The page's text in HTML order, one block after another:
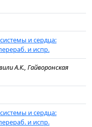
и сердца:
и испр.
А.К., Гайворонская
и сердца:
и испр.